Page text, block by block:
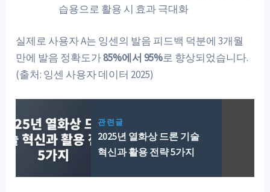
습용으로 활용 시 효과 극대화
실제로 사용자 A는 잉센의 발음 피드백 덕분에 3개월
만에 발음 정확도가85%에서 95%로 향상되었습니다.
(출처: 잉센 사용자 데이터 2025)
관련글
2025년 열화상 드론 기술
혁신과 활용 전략 5가지